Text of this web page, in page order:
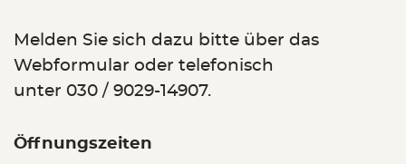
Melden Sie sich dazu bitte über das
Webformular oder telefonisch
unter 030 / 9029-14907.
Öffnungszeiten